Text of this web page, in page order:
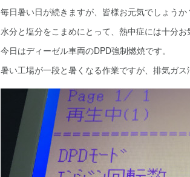
毎日暑い日が続きますが、皆様お元気でしょうか
水分と塩分をこまめにとって、熱中症には十分お
今日はディーゼル車両のDPD強制燃焼です。
暑い工場が一段と暑くなる作業ですが、排気ガ